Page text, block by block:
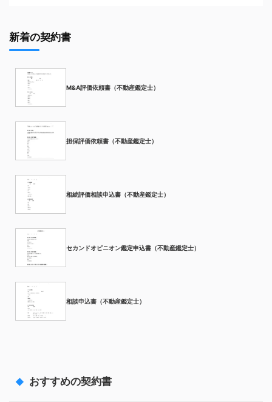
新着の契約書
M&A評価依頼書（不動産鑑定士）
担保評価依頼書（不動産鑑定士）
相続評価相談申込書（不動産鑑定士）
セカンドオピニオン鑑定申込書（不動産鑑定士）
相談申込書（不動産鑑定士）
おすすめの契約書